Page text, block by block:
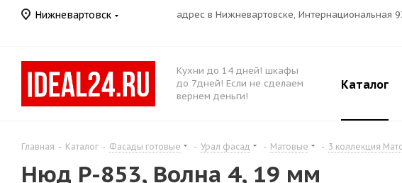
Нижневартовск адрес в Нижневартовске, Интернациональная
Кухни до 14 дней! шкафы
до 7дней! Если не сделаем
вернем деньги!
Каталог
Главная - Каталог - Фасады готовые - Урал фасад - Матовые - 3 коллекция
Нюд Р-853, Волна 4, 19 мм